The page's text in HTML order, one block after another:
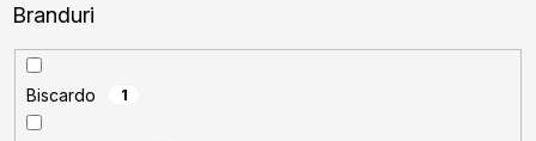
Branduri
Biscardo 1